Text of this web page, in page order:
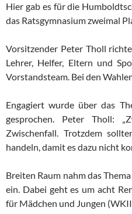
Hier gab es für die
das Ratsgymnasium zweimal
Vorsitzender Peter Tholl
Lehrer, Helfer, Eltern und
Vorstandsteam. Bei den
Engagiert wurde über das
gesprochen. Peter Tholl:
Zwischenfall. Trotzdem
handeln, damit es dazu nicht
Breiten Raum nahm das
ein. Dabei geht es um acht
für Mädchen und Jungen